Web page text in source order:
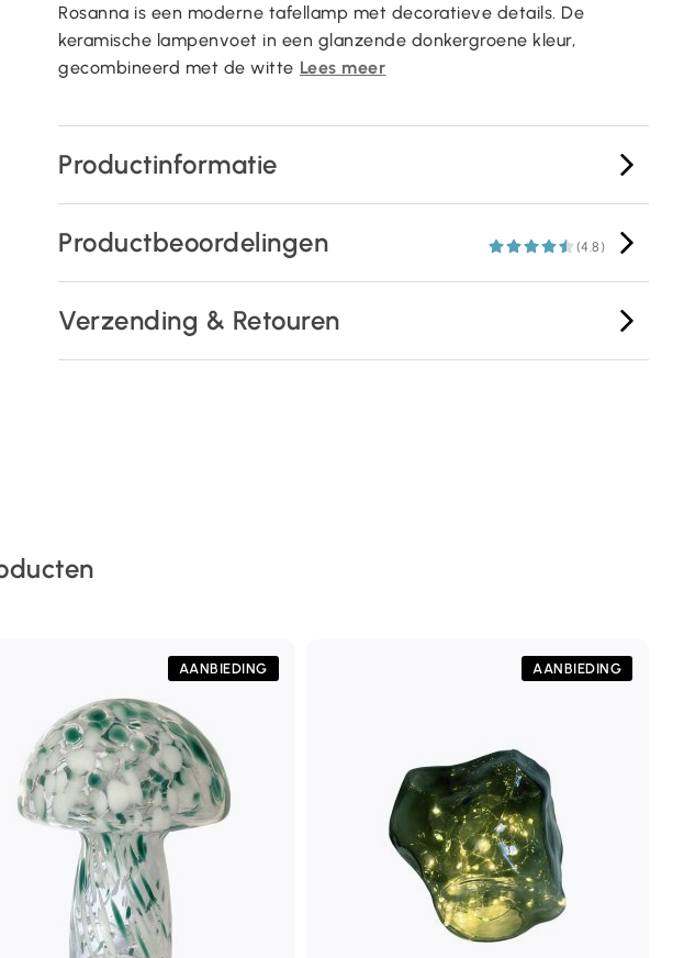
Rosanna is een moderne tafellamp met decoratieve details. De
keramische lampenvoet in een glanzende donkergroene kleur,
gecombineerd met de witte Lees meer
Productinformatie
Productbeoordelingen (4.8)
Verzending & Retouren
AANBIEDING AANBIEDING